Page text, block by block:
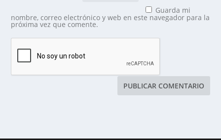
Guarda mi
nombre, correo electrónico y web en este navegador para la
próxima vez que comente.